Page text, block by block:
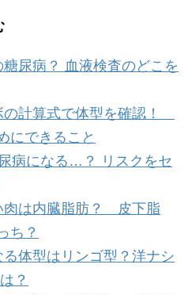
糖尿病？ 血液検査のどこを
の計算式で体型を確認！
にできること
病になる…？ リスクをセ
肉は内臓脂肪？ 皮下脂
ち？
る体型はリンゴ型？洋ナシ
？